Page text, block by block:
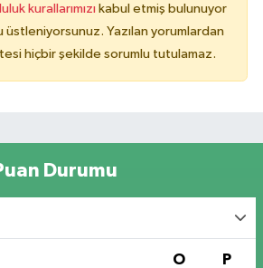
kurallarımızı kabul etmiş bulunuyor
üstleniyorsunuz. Yazılan yorumlardan
hiçbir şekilde sorumlu tutulamaz.
Durumu
O P